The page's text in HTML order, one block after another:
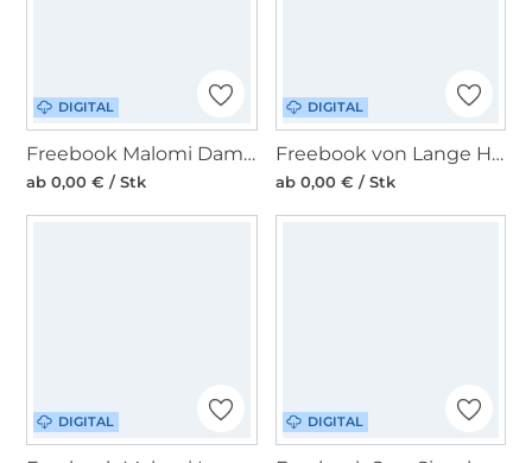
DIGITAL
Freebook Malomi Damenmantel Mona
ab 0,00 € / Stk
DIGITAL
Freebook von Lange Hand Windeltasche LOTTA
ab 0,00 € / Stk
DIGITAL DIGITAL